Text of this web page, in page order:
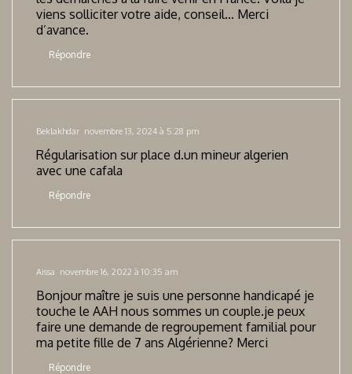
viens solliciter votre aide, conseil… Merci
d’avance.
Répondre
Beklakhdar novembre 13, 2024 à 5:28 pm
Régularisation sur place d.un mineur algerien
avec une cafala
Répondre
Aissa novembre 16, 2022 à 10:35 am
Bonjour maître je suis une personne handicapé je
touche le AAH nous sommes un couple.je peux
faire une demande de regroupement familial pour
ma petite fille de 7 ans Algérienne? Merci
Répondre